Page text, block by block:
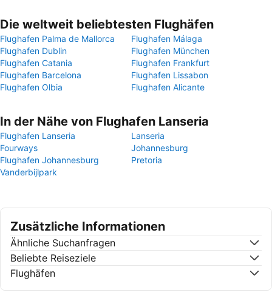
Die weltweit beliebtesten Flughäfen
Flughafen Palma de Mallorca
Flughafen Málaga
Flughafen Dublin
Flughafen München
Flughafen Catania
Flughafen Frankfurt
Flughafen Barcelona
Flughafen Lissabon
Flughafen Olbia
Flughafen Alicante
In der Nähe von Flughafen Lanseria
Flughafen Lanseria
Lanseria
Fourways
Johannesburg
Flughafen Johannesburg
Pretoria
Vanderbijlpark
Zusätzliche Informationen
Ähnliche Suchanfragen
Beliebte Reiseziele
Flughäfen